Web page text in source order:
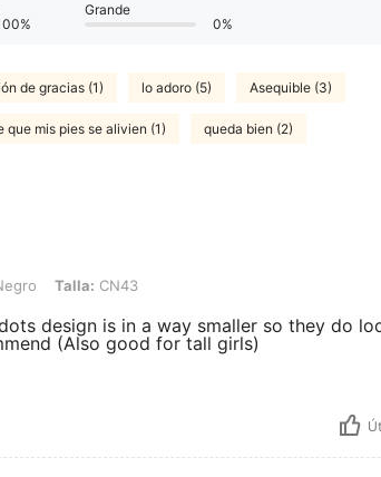
Grande
0%
de gracias (1) lo adoro (5) Asequible (3)
que mis pies se alivien (1) queda bien (2)
CN43Talla: CN43
design is in a way smaller so they do
(Also good for tall girls)